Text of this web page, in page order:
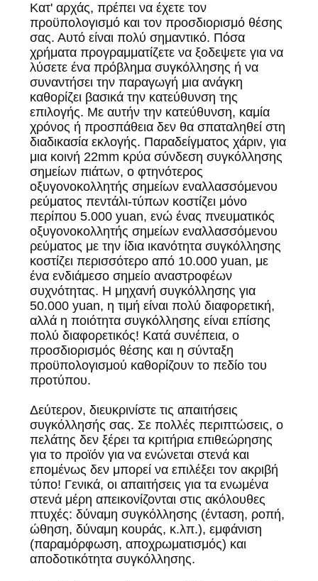
Κατ' αρχάς, πρέπει να έχετε τον
προϋπολογισμό και τον προσδιορισμό θέσης
σας. Αυτό είναι πολύ σημαντικό. Πόσα
χρήματα προγραμματίζετε να ξοδεψετε για να
λύσετε ένα πρόβλημα συγκόλλησης ή να
συναντήσει την παραγωγή μια ανάγκη
καθορίζει βασικά την κατεύθυνση της
επιλογής. Με αυτήν την κατεύθυνση, καμία
χρόνος ή προσπάθεια δεν θα σπαταληθεί στη
διαδικασία εκλογής. Παραδείγματος χάριν, για
μια κοινή 22mm κρύα σύνδεση συγκόλλησης
σημείων πιάτων, ο φτηνότερος
οξυγονοκολλητής σημείων εναλλασσόμενου
ρεύματος πεντάλι-τύπων κοστίζει μόνο
περίπου 5.000 yuan, ενώ ένας πνευματικός
οξυγονοκολλητής σημείων εναλλασσόμενου
ρεύματος με την ίδια ικανότητα συγκόλλησης
κοστίζει περισσότερο από 10.000 yuan, με
ένα ενδιάμεσο σημείο αναστροφέων
συχνότητας. Η μηχανή συγκόλλησης για
50.000 yuan, η τιμή είναι πολύ διαφορετική,
αλλά η ποιότητα συγκόλλησης είναι επίσης
πολύ διαφορετικός! Κατά συνέπεια, ο
προσδιορισμός θέσης και η σύνταξη
προϋπολογισμού καθορίζουν το πεδίο του
προτύπου.
Δεύτερον, διευκρινίστε τις απαιτήσεις
συγκόλλησής σας. Σε πολλές περιπτώσεις, ο
πελάτης δεν ξέρει τα κριτήρια επιθεώρησης
για το προϊόν για να ενώνεται στενά και
επομένως δεν μπορεί να επιλέξει τον ακριβή
τύπο! Γενικά, οι απαιτήσεις για τα ενωμένα
στενά μέρη απεικονίζονται στις ακόλουθες
πτυχές: δύναμη συγκόλλησης (ένταση, ροπή,
ώθηση, δύναμη κουράς, κ.λπ.), εμφάνιση
(παραμόρφωση, αποχρωματισμός) και
αποδοτικότητα συγκόλλησης.